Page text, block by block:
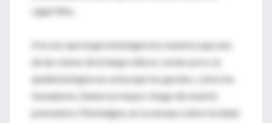
cigarrillos.
A la vez que la gerontología nos muestra que una
de las claves de la larga vida es comer poco, la
epidemiología nos avisa que los gordos, como los
fumadores, tienen un mayor riesgo de muerte
prematura. Montaigne, en su ensayo sobre la edad,